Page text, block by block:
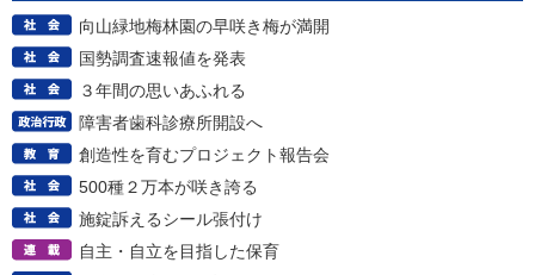
向山緑地梅林園の早咲き梅が満開
国勢調査速報値を発表
３年間の思いあふれる
障害者歯科診療所開設へ
創造性を育むプロジェクト報告会
500種２万本が咲き誇る
施錠訴えるシール張付け
自主・自立を目指した保育